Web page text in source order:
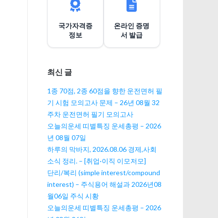
국가자격증
정보
온라인 증명
서 발급
최신 글
1종 70점, 2종 60점을 향한 운전면허 필
기 시험 모의고사 문제 – 26년 08월 32
주차 운전면허 필기 모의고사
오늘의운세 띠별특징 운세총평 – 2026
년 08월 07일
하루의 막바지, 2026.08.06 경제,사회
소식 정리. – [취업·이직 이모저모]
단리/복리 (simple interest/compound
interest) – 주식용어 해설과 2026년08
월06일 주식 시황
오늘의운세 띠별특징 운세총평 – 2026